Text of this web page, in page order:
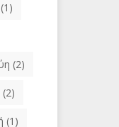
(1)
(2)
(2)
(1)